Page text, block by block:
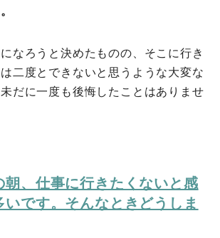
なろうと決めたものの、そこに行き
二度とできないと思うような大変な
だに一度も後悔したことはありませ
、仕事に行きたくないと感
いです。そんなときどうしま